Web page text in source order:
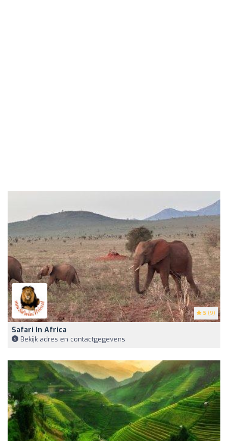
5 (9)
Safari In Africa
Bekijk adres en contactgegevens